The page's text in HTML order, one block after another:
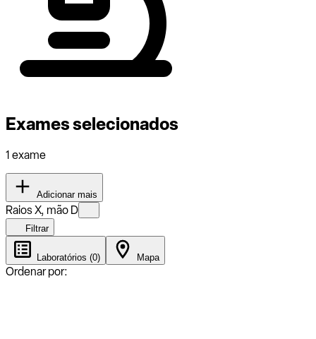
Exames selecionados
1 exame
Adicionar mais
Raios X, mão D
Filtrar
Laboratórios (0) Mapa
Ordenar por: